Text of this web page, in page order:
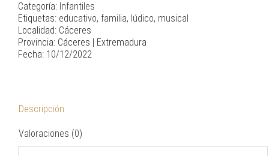
Categoría: Infantiles
Etiquetas: educativo, familia, lúdico, musical
Localidad: Cáceres
Provincia: Cáceres | Extremadura
Fecha: 10/12/2022
Descripción
Valoraciones (0)